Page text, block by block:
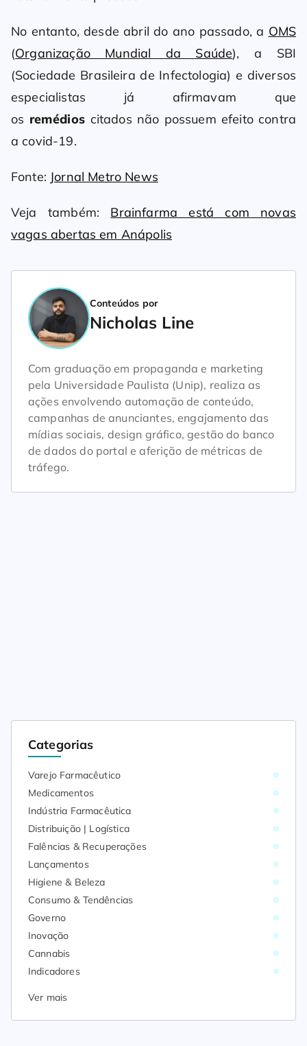
No entanto, desde abril do ano passado, a OMS
(Organização Mundial da Saúde), a SBI
(Sociedade Brasileira de Infectologia) e diversos
especialistas já afirmavam que
os remédios citados não possuem efeito contra
a covid-19.
Fonte: Jornal Metro News
Veja também: Brainfarma está com novas
vagas abertas em Anápolis
Conteúdos por
Nicholas Line
Com graduação em propaganda e marketing
pela Universidade Paulista (Unip), realiza as
ações envolvendo automação de conteúdo,
campanhas de anunciantes, engajamento das
mídias sociais, design gráfico, gestão do banco
de dados do portal e aferição de métricas de
tráfego.
Categorias
Varejo Farmacêutico
Medicamentos
Indústria Farmacêutica
Distribuição | Logística
Falências & Recuperações
Lançamentos
Higiene & Beleza
Consumo & Tendências
Governo
Inovação
Cannabis
Indicadores
Ver mais